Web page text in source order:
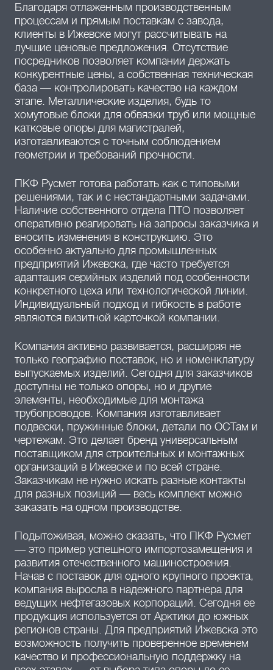
Благодаря отлаженным производственным
процессам и прямым поставкам с завода,
клиенты в Ижевске могут рассчитывать на
лучшие ценовые предложения. Отсутствие
посредников позволяет компании держать
конкурентные цены, а собственная техническая
база — контролировать качество на каждом
этапе. Металлические изделия, будь то
хомутовые блоки для обвязки труб или мощные
катковые опоры для магистралей,
изготавливаются с точным соблюдением
геометрии и требований прочности.
ПКФ Русмет готова работать как с типовыми
решениями, так и с нестандартными задачами.
Наличие собственного отдела ПТО позволяет
оперативно реагировать на запросы заказчика и
вносить изменения в конструкцию. Это
особенно актуально для промышленных
предприятий Ижевска, где часто требуется
адаптация серийных изделий под особенности
конкретного цеха или технологической линии.
Индивидуальный подход и гибкость в работе
являются визитной карточкой компании.
Компания активно развивается, расширяя не
только географию поставок, но и номенклатуру
выпускаемых изделий. Сегодня для заказчиков
доступны не только опоры, но и другие
элементы, необходимые для монтажа
трубопроводов. Компания изготавливает
подвески, пружинные блоки, детали по ОСТам и
чертежам. Это делает бренд универсальным
поставщиком для строительных и монтажных
организаций в Ижевске и по всей стране.
Заказчикам не нужно искать разные контакты
для разных позиций — весь комплект можно
заказать на одном производстве.
Подытоживая, можно сказать, что ПКФ Русмет
— это пример успешного импортозамещения и
развития отечественного машиностроения.
Начав с поставок для одного крупного проекта,
компания выросла в надежного партнера для
ведущих нефтегазовых корпораций. Сегодня ее
продукция используется от Арктики до южных
регионов страны. Для предприятий Ижевска это
возможность получить проверенное временем
качество и профессиональную поддержку на